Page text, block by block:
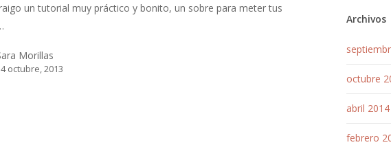
un tutorial muy práctico y bonito, un sobre para meter tus
Morillas
octubre, 2013
Archivos
octubre
abril 2014
febrero